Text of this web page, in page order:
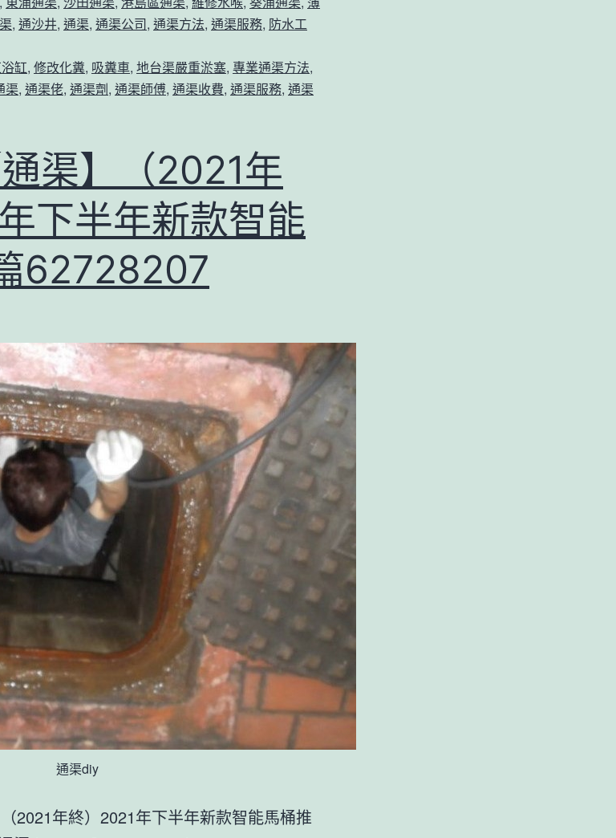
簡
通
渠
你
輕
鬆
通
渠
, 通沙井, 通渠, 通渠公司, 通渠方法, 通渠服務, 防水工
缸, 修改化糞, 吸糞車, 地台渠嚴重淤塞, 專業通渠方法,
渠, 通渠佬, 通渠劑, 通渠師傅, 通渠收費, 通渠服務, 通渠
渠】（2021年
下半年新款智能
62728207
通渠diy
2021年終）2021年下半年新款智能馬桶推